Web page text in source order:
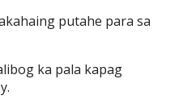
putahe para sa
ka pala kapag